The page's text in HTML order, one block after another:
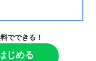
でできる！
じめる